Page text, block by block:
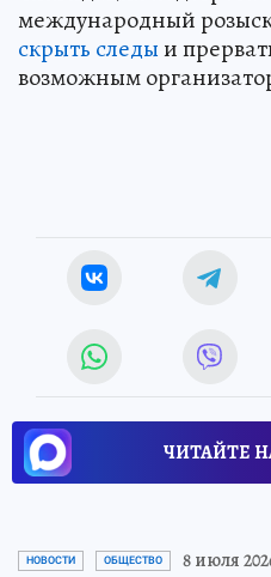
международный
скрыть следыи
возможным
ЧИТАЙТЕ
НОВОСТИ ОБЩЕСТВО 8 июля